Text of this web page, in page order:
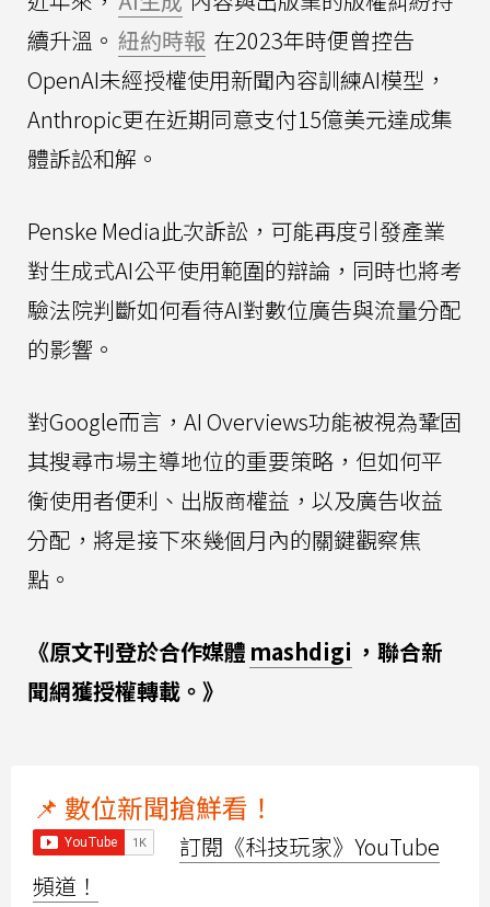
續升溫。 紐約時報 在2023年時便曾控告
OpenAI未經授權使用新聞內容訓練AI模型，
Anthropic更在近期同意支付15億美元達成集
體訴訟和解。
Penske Media此次訴訟，可能再度引發產業
對生成式AI公平使用範圍的辯論，同時也將考
驗法院判斷如何看待AI對數位廣告與流量分配
的影響。
對Google而言，AI Overviews功能被視為鞏固
其搜尋市場主導地位的重要策略，但如何平
衡使用者便利、出版商權益，以及廣告收益
分配，將是接下來幾個月內的關鍵觀察焦
點。
《原文刊登於合作媒體 mashdigi ，聯合新
聞網獲授權轉載。》
📌 數位新聞搶鮮看！
訂閱《科技玩家》YouTube
頻道！